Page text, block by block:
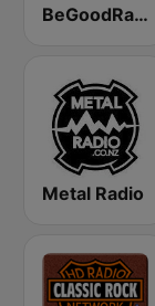
BeGoodRadio - 80s Metal
Metal Radio